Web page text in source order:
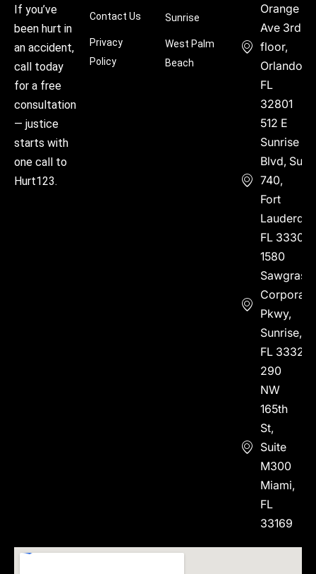
If you’ve
been hurt in
an accident,
call today
for a free
consultation
— justice
starts with
one call to
Hurt123.
Contact Us
Privacy
Policy
Sunrise
West Palm
Beach
Orange
Ave 3rd
floor,
Orlando,
FL
32801
512 E
Sunrise
Blvd, Suite
740,
Fort
FL 33304
1580
Sawgrass
Corporate
Pkwy,
Sunrise,
FL 33323
290
NW
165th
St,
Suite
M300
Miami,
FL
33169